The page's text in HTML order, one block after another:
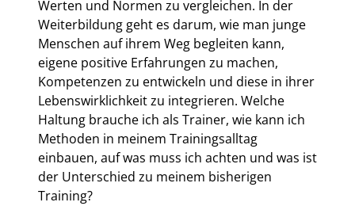
Werten und Normen zu vergleichen. In der
Weiterbildung geht es darum, wie man junge
Menschen auf ihrem Weg begleiten kann,
eigene positive Erfahrungen zu machen,
Kompetenzen zu entwickeln und diese in ihrer
Lebenswirklichkeit zu integrieren. Welche
Haltung brauche ich als Trainer, wie kann ich
Methoden in meinem Trainingsalltag
einbauen, auf was muss ich achten und was ist
der Unterschied zu meinem bisherigen
Training?